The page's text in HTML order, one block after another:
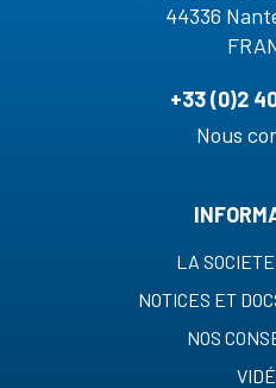
44336
+33 (0)2
Nous
LA
NOTICES ET
NOS